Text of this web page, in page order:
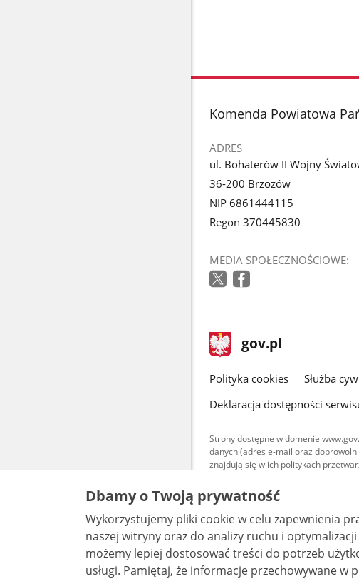
stopka
Komenda Powiatowa
ADRES
ul. Bohaterów II Wojny
36-200 Brzozów
NIP 6861444115
Regon 370445830
MEDIA SPOŁECZNOŚCIOWE:
stopka
gov.pl Strona
gov.pl
gov.pl
Polityka cookies Służba
Deklaracja dostępności
Strony dostępne w domenie
danych (adres e-mail oraz
znajdują się w ich politykach
Treści tekstowe
udostępniane na
warunkach 4.0 (CC
są udostępniane na
bez utworów zależnych
Dbamy o Twoją prywatność
Wykorzystujemy pliki cookie w celu zapewnienia
naszej witryny oraz do analizy ruchu i optymalizacji
możemy lepiej dostosować treści do potrzeb
usługi. Pamiętaj, że informacje przechowywane w plikach cookie mogą pozwalać na